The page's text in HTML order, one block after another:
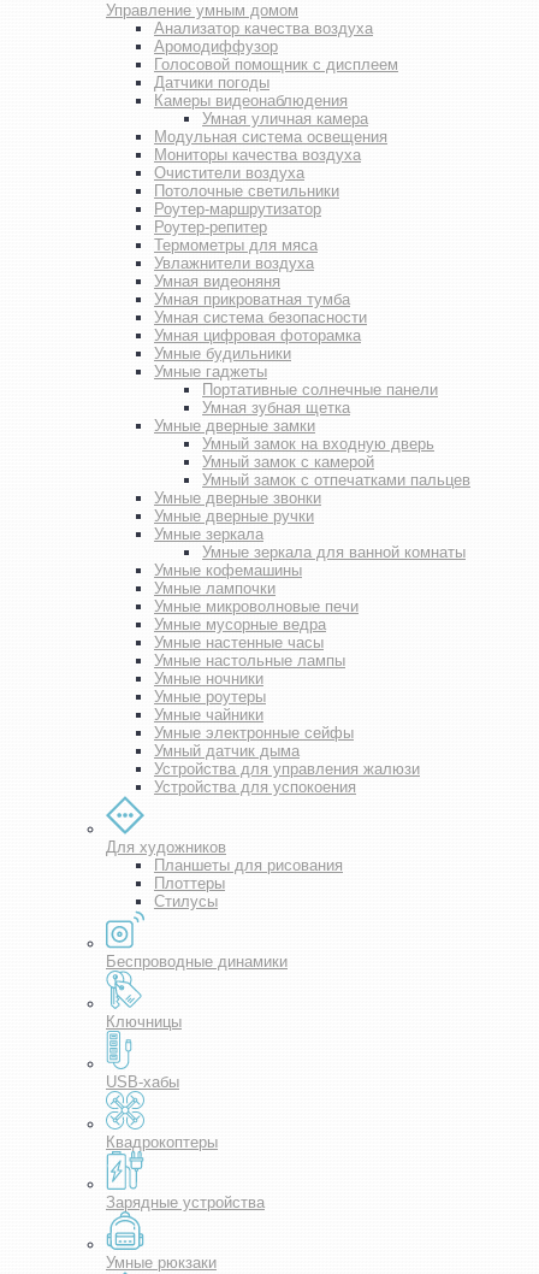
Управление умным домом
Анализатор качества воздуха
Аромодиффузор
Голосовой помощник с дисплеем
Датчики погоды
Камеры видеонаблюдения
Умная уличная камера
Модульная система освещения
Мониторы качества воздуха
Очистители воздуха
Потолочные светильники
Роутер-маршрутизатор
Роутер-репитер
Термометры для мяса
Увлажнители воздуха
Умная видеоняня
Умная прикроватная тумба
Умная система безопасности
Умная цифровая фоторамка
Умные будильники
Умные гаджеты
Портативные солнечные панели
Умная зубная щетка
Умные дверные замки
Умный замок на входную дверь
Умный замок с камерой
Умный замок с отпечатками пальцев
Умные дверные звонки
Умные дверные ручки
Умные зеркала
Умные зеркала для ванной комнаты
Умные кофемашины
Умные лампочки
Умные микроволновые печи
Умные мусорные ведра
Умные настенные часы
Умные настольные лампы
Умные ночники
Умные роутеры
Умные чайники
Умные электронные сейфы
Умный датчик дыма
Устройства для управления жалюзи
Устройства для успокоения
Для художников
Планшеты для рисования
Плоттеры
Стилусы
Беспроводные динамики
Ключницы
USB-хабы
Квадрокоптеры
Зарядные устройства
Умные рюкзаки